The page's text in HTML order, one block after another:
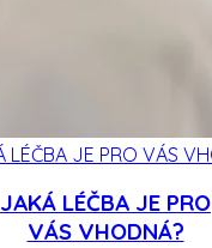
JAKÁ LÉČBA JE PRO
VÁS VHODNÁ?